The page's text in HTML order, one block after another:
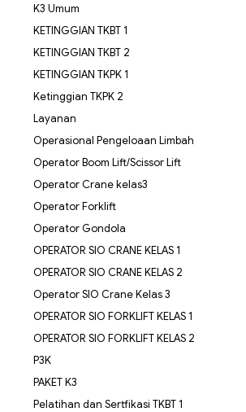
K3 Umum
KETINGGIAN TKBT 1
KETINGGIAN TKBT 2
KETINGGIAN TKPK 1
Ketinggian TKPK 2
Layanan
Operasional Pengeloaan Limbah
Operator Boom Lift/Scissor Lift
Operator Crane kelas3
Operator Forklift
Operator Gondola
OPERATOR SIO CRANE KELAS 1
OPERATOR SIO CRANE KELAS 2
Operator SIO Crane Kelas 3
OPERATOR SIO FORKLIFT KELAS 1
OPERATOR SIO FORKLIFT KELAS 2
P3K
PAKET K3
Pelatihan dan Sertfikasi TKBT 1